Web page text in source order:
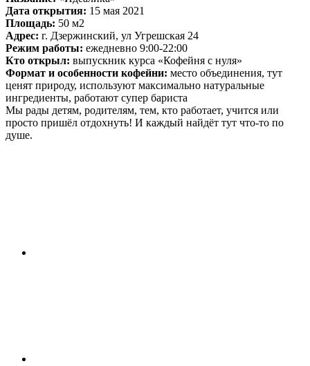
Дата открытия: 15 мая 2021
Площадь: 50 м2
Адрес: г. Дзержинский, ул Угрешская 24
Режим работы: ежедневно 9:00-22:00
Кто открыл: выпускник курса «Кофейня с нуля»
Формат и особенности кофейни: место объединения, тут
ценят природу, используют максимально натуральные
ингредиенты, работают супер бариста
Мы рады детям, родителям, тем, кто работает, учится или
просто пришёл отдохнуть! И каждый найдёт тут что-то по
душе.